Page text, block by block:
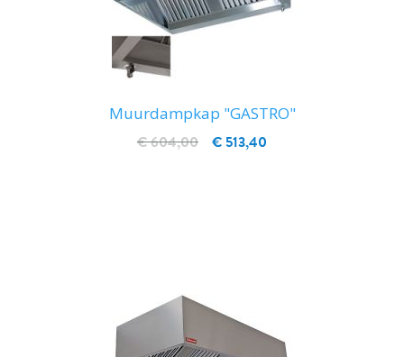
Muurdampkap "GASTRO"
€ 513,40
€ 604,00